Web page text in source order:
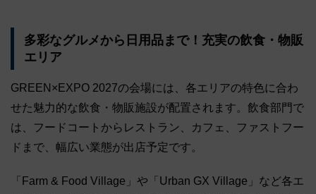
多彩なグルメから日用品まで！充実の飲食・物販
エリア
GREEN×EXPO 2027の会場には、各エリアの特色に合わ
せた魅力的な飲食・物販施設が配置されます。飲食部門で
は、フードコートからレストラン、カフェ、ファストフー
ドまで、幅広い業態が出店予定です。
「Farm & Food Village」や「Urban GX Village」など各エ